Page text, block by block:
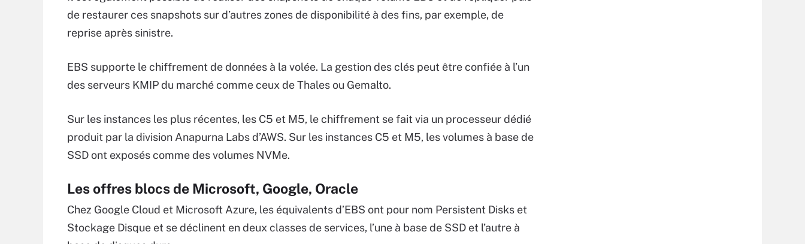
de restaurer ces snapshots sur d’autres zones de disponibilité à des fins, par exemple, de
reprise après sinistre.
EBS supporte le chiffrement de données à la volée. La gestion des clés peut être confiée à l’un
des serveurs KMIP du marché comme ceux de Thales ou Gemalto.
Sur les instances les plus récentes, les C5 et M5, le chiffrement se fait via un processeur dédié
produit par la division Anapurna Labs d’AWS. Sur les instances C5 et M5, les volumes à base de
SSD ont exposés comme des volumes NVMe.
Les offres blocs de Microsoft, Google, Oracle
Chez Google Cloud et Microsoft Azure, les équivalents d’EBS ont pour nom Persistent Disks et
Stockage Disque et se déclinent en deux classes de services, l’une à base de SSD et l’autre à